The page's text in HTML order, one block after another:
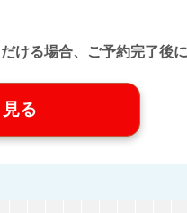
る場合、ご予約完了後
る